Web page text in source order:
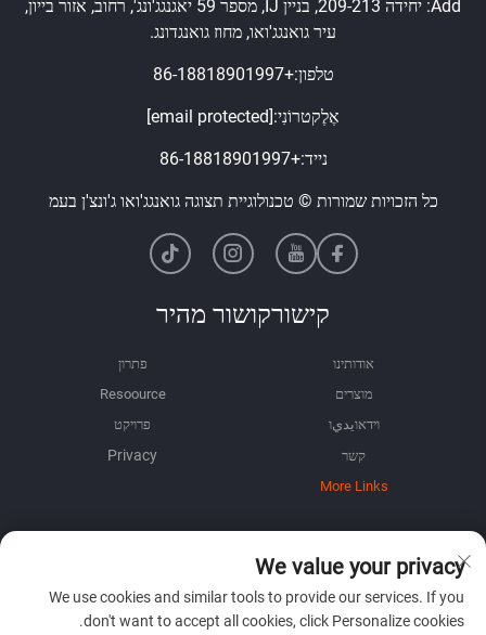
Add: יחידה 209-213, בניין IJ, מספר 59 יאגנגג'ונג', רחוב, אזור בייון,
עיר גואנגג'ואו, מחוז גואנגדונג.
טלפון:+86-18818901997
אֶלֶקטרוֹנִי:[email protected]
נייד:+86-18818901997
כל הזכויות שמורות © טכנולוגיית תצוגה גואנגג'ואו ג'ונצ'ן בעמ
קישורקושור מהיר
אודותינו
פתרון
מוצרים
Resoource
וידאוيديו
פרויקט
קשר
More Links
הירשם לקבל את הניוזלטר השבועי שלנו
We value your privacy
We use cookies and similar tools to provide our services. If you
don't want to accept all cookies, click Personalize cookies.